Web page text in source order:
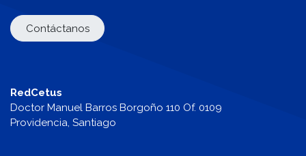
Contáctanos
RedCetus
Doctor Manuel Barros Borgoño 110 Of. 0109
Providencia, Santiago